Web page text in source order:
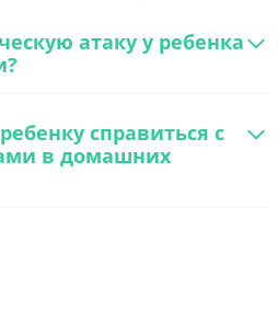
атаку у ребенка
справиться с
в домашних